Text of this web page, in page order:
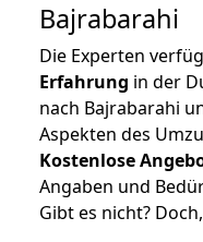
Bajrabarahi
Die Experten
Erfahrung in der
nach Bajrabarahi
Aspekten des
Kostenlose
Angaben und
Gibt es nicht?